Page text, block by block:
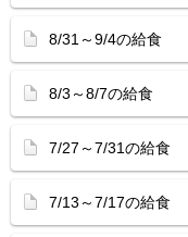
8/31～9/4の給食
8/3～8/7の給食
7/27～7/31の給食
7/13～7/17の給食